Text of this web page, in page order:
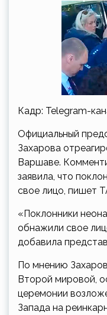
Кадр: Telegram-
Официальный
Захарова
Варшаве.
заявила, что
свое лицо, пишет
«Поклонники
обнажили свое
добавила
По мнению
Второй мировой,
церемонии
Запада на